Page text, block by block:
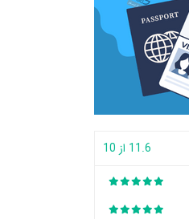
11.6 از 10